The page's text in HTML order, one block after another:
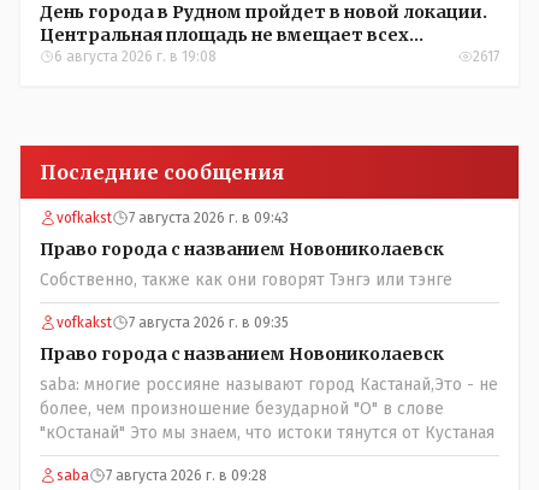
День города в Рудном пройдет в новой локации.
Центральная площадь не вмещает всех
желающих
6 августа 2026 г. в 19:08 2617
Последние сообщения
vofkakst 7 августа 2026 г. в 09:43
Право города с названием Новониколаевск
Собственно, также как они говорят Тэнгэ или тэнге
vofkakst 7 августа 2026 г. в 09:35
Право города с названием Новониколаевск
saba: многие россияне называют город Кастанай,Это - не
более, чем произношение безударной "О" в слове
"кОстанай" Это мы знаем, что истоки тянутся от Кустаная
saba 7 августа 2026 г. в 09:28